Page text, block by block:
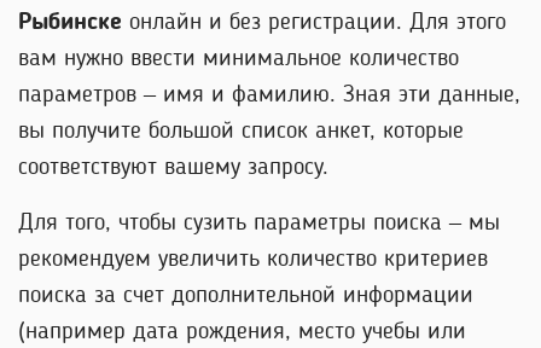
Рыбинске онлайн и без регистрации. Для этого
вам нужно ввести минимальное количество
параметров – имя и фамилию. Зная эти данные,
вы получите большой список анкет, которые
соответствуют вашему запросу.
Для того, чтобы сузить параметры поиска – мы
рекомендуем увеличить количество критериев
поиска за счет дополнительной информации
(например дата рождения, место учебы или